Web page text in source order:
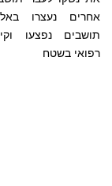
אחרים נעצרו
תושבים נפצעו
רפואי בשטח